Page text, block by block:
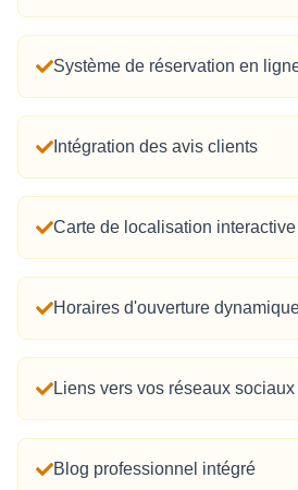
Système de réservation en
Intégration des avis clients
Carte de localisation interactive
Horaires d'ouverture
Liens vers vos réseaux sociaux
Blog professionnel intégré